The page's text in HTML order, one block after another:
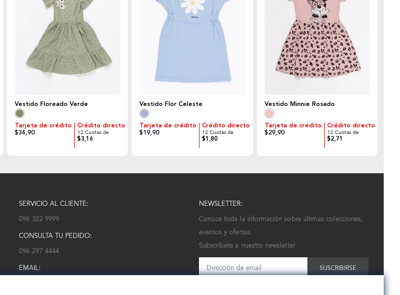
Vestido Floreado Verde
Tarjeta de crédito
$34,90
Crédito directo
12 Cuotas de
$3,16
Vestido Flor Celeste
Tarjeta de crédito
$19,90
Crédito directo
12 Cuotas de
$1,80
Vestido Minnie Rosado
Tarjeta de crédito
$29,90
Crédito directo
12 Cuotas de
$2,71
SERVICIO AL CLIENTE:
096 322 9999
CONSULTA TU PEDIDO:
096 297 4444
EMAIL:
NEWSLETTER:
Conoce toda la información sobre últimas colecciones,
eventos y ofertas.
Subscríbete a nuestro newsletter
SUSCRIBIRSE